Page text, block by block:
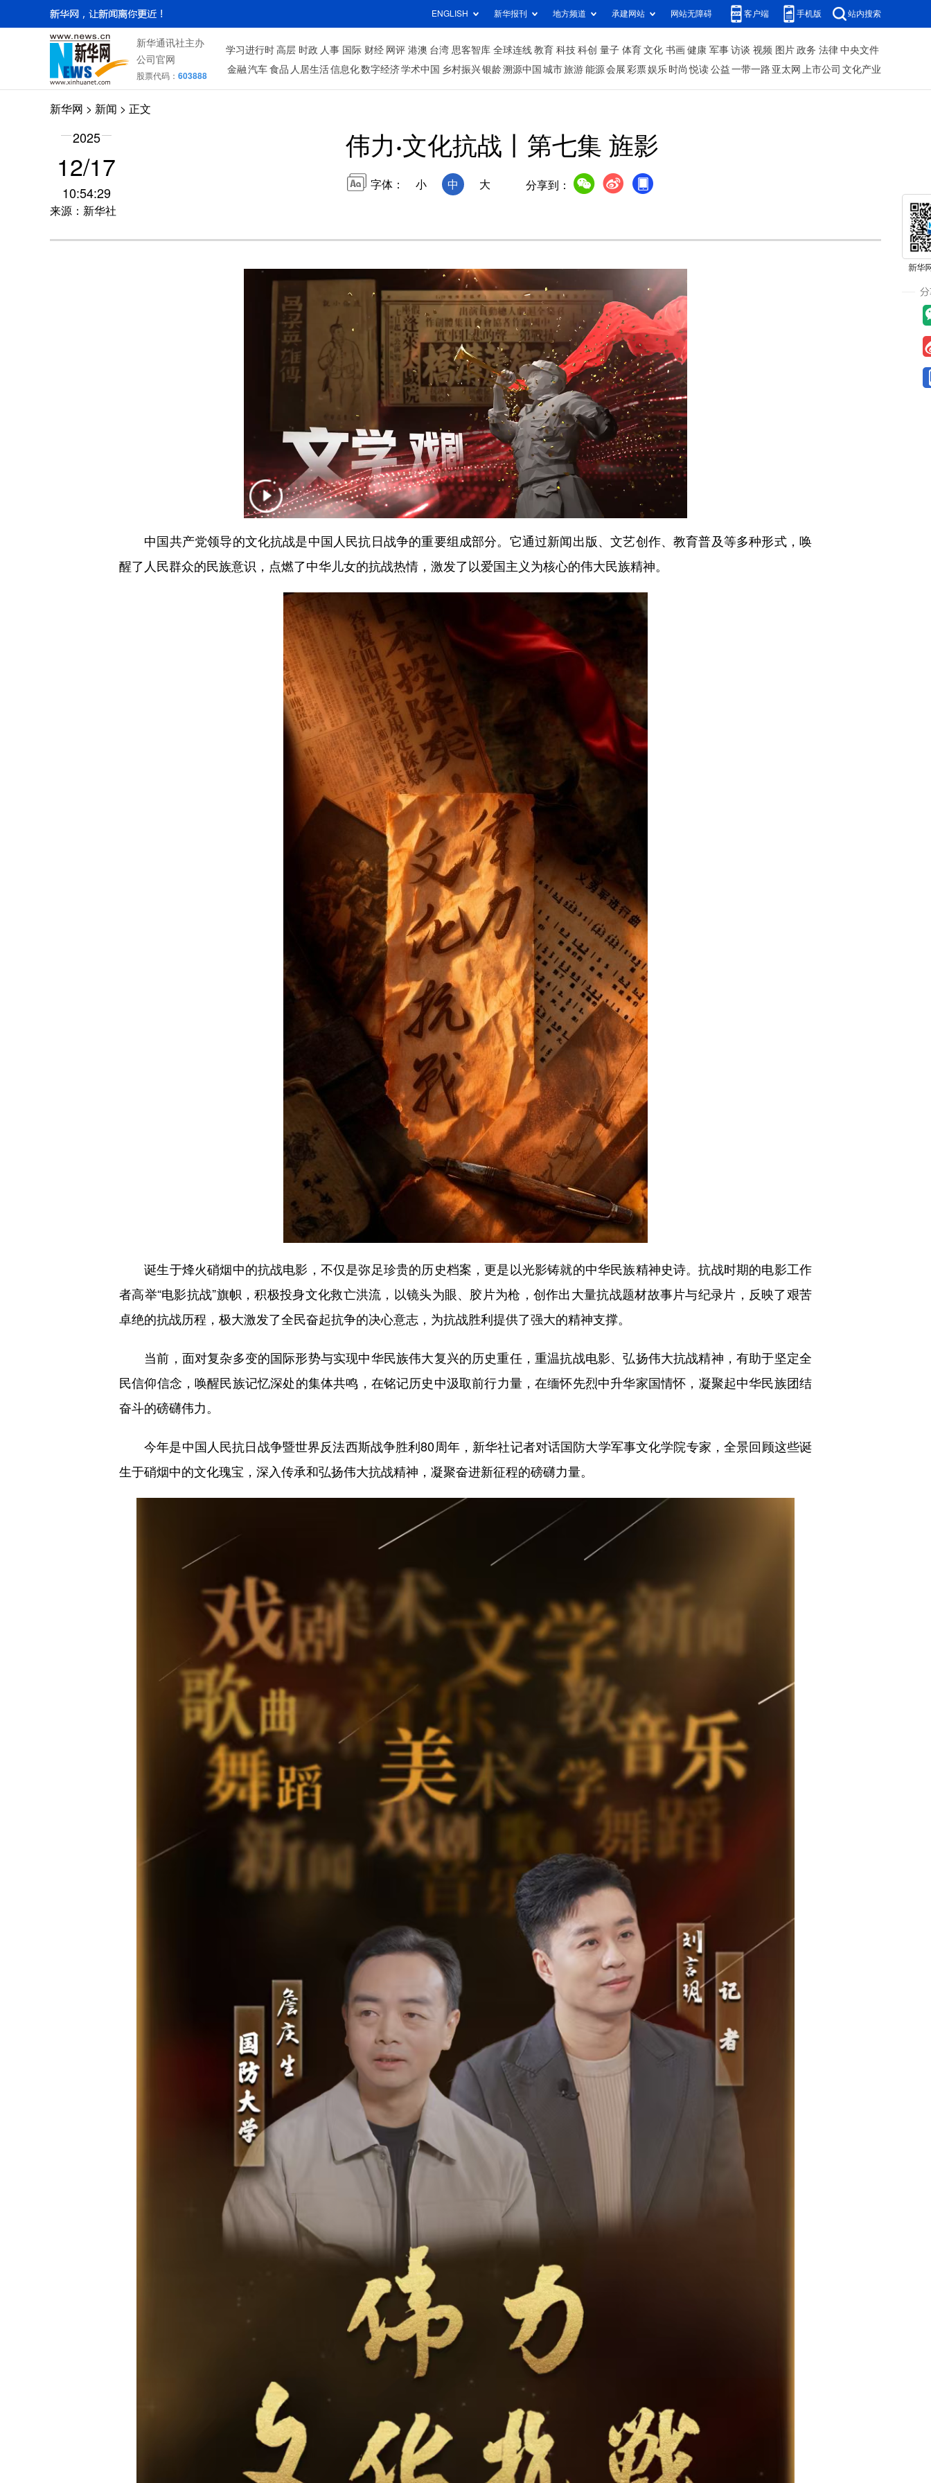
ENGLISH 新华报刊 地方频道 承建网站 网站无障碍 客户端 手机版 站内搜索
新华通讯社主办
公司官网
股票代码： 603888
学习进行时 高层 时政 人事 国际 财经 网评 港澳 台湾 思客智库 全球连线 教育 科技 科创 量子 体育 文化 书画 健康 军事 访谈 视频 图片 政务 法律 中央文件
金融 汽车 食品 人居生活信息化数字经济学术中国 乡村振兴银龄溯源中国 城市旅游 能源 会展 彩票娱乐 时尚 悦读 公益 一带一路 亚太网 上市公司 文化产业
新华网 > 新闻 > 正文
2025
12/17
10:54:29
来源：新华社
伟力·文化抗战丨第七集 旌影
字体： 小 中 大 分享到：
中国共产党领导的文化抗战是中国人民抗日战争的重要组成部分。它通过新闻出版、文艺创作、教育普及等多种形式，唤
醒了人民群众的民族意识，点燃了中华儿女的抗战热情，激发了以爱国主义为核心的伟大民族精神。
诞生于烽火硝烟中的抗战电影，不仅是弥足珍贵的历史档案，更是以光影铸就的中华民族精神史诗。抗战时期的电影工作
者高举“电影抗战”旗帜，积极投身文化救亡洪流，以镜头为眼、胶片为枪，创作出大量抗战题材故事片与纪录片，反映了艰苦
卓绝的抗战历程，极大激发了全民奋起抗争的决心意志，为抗战胜利提供了强大的精神支撑。
当前，面对复杂多变的国际形势与实现中华民族伟大复兴的历史重任，重温抗战电影、弘扬伟大抗战精神，有助于坚定全
民信仰信念，唤醒民族记忆深处的集体共鸣，在铭记历史中汲取前行力量，在缅怀先烈中升华家国情怀，凝聚起中华民族团结
奋斗的磅礴伟力。
今年是中国人民抗日战争暨世界反法西斯战争胜利80周年，新华社记者对话国防大学军事文化学院专家，全景回顾这些诞
生于硝烟中的文化瑰宝，深入传承和弘扬伟大抗战精神，凝聚奋进新征程的磅礴力量。